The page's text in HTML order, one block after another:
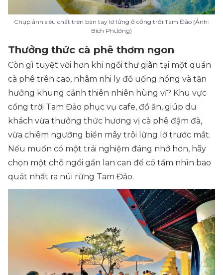
Chụp ảnh siêu chất trên bàn tay lơ lửng ở cổng trời Tam Đảo (Ảnh:
Bích Phương)
Thưởng thức cà phê thơm ngon
Còn gì tuyệt vời hơn khi ngồi thư giãn tại một quán
cà phê trên cao, nhâm nhi ly đồ uống nóng và tận
hưởng khung cảnh thiên nhiên hùng vĩ? Khu vực
cổng trời Tam Đảo phục vụ cafe, đồ ăn, giúp du
khách vừa thưởng thức hương vị cà phê đậm đà,
vừa chiêm ngưỡng biển mây trôi lững lờ trước mắt.
Nếu muốn có một trải nghiệm đáng nhớ hơn, hãy
chọn một chỗ ngồi gần lan can để có tầm nhìn bao
quát nhất ra núi rừng Tam Đảo.